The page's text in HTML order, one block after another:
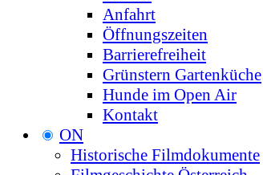
Anfahrt
Öffnungszeiten
Barrierefreiheit
Grünstern Gartenküche
Hunde im Open Air
Kontakt
ON
Historische Filmdokumente